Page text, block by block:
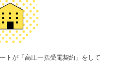
トが「高圧一括受電契約」をして